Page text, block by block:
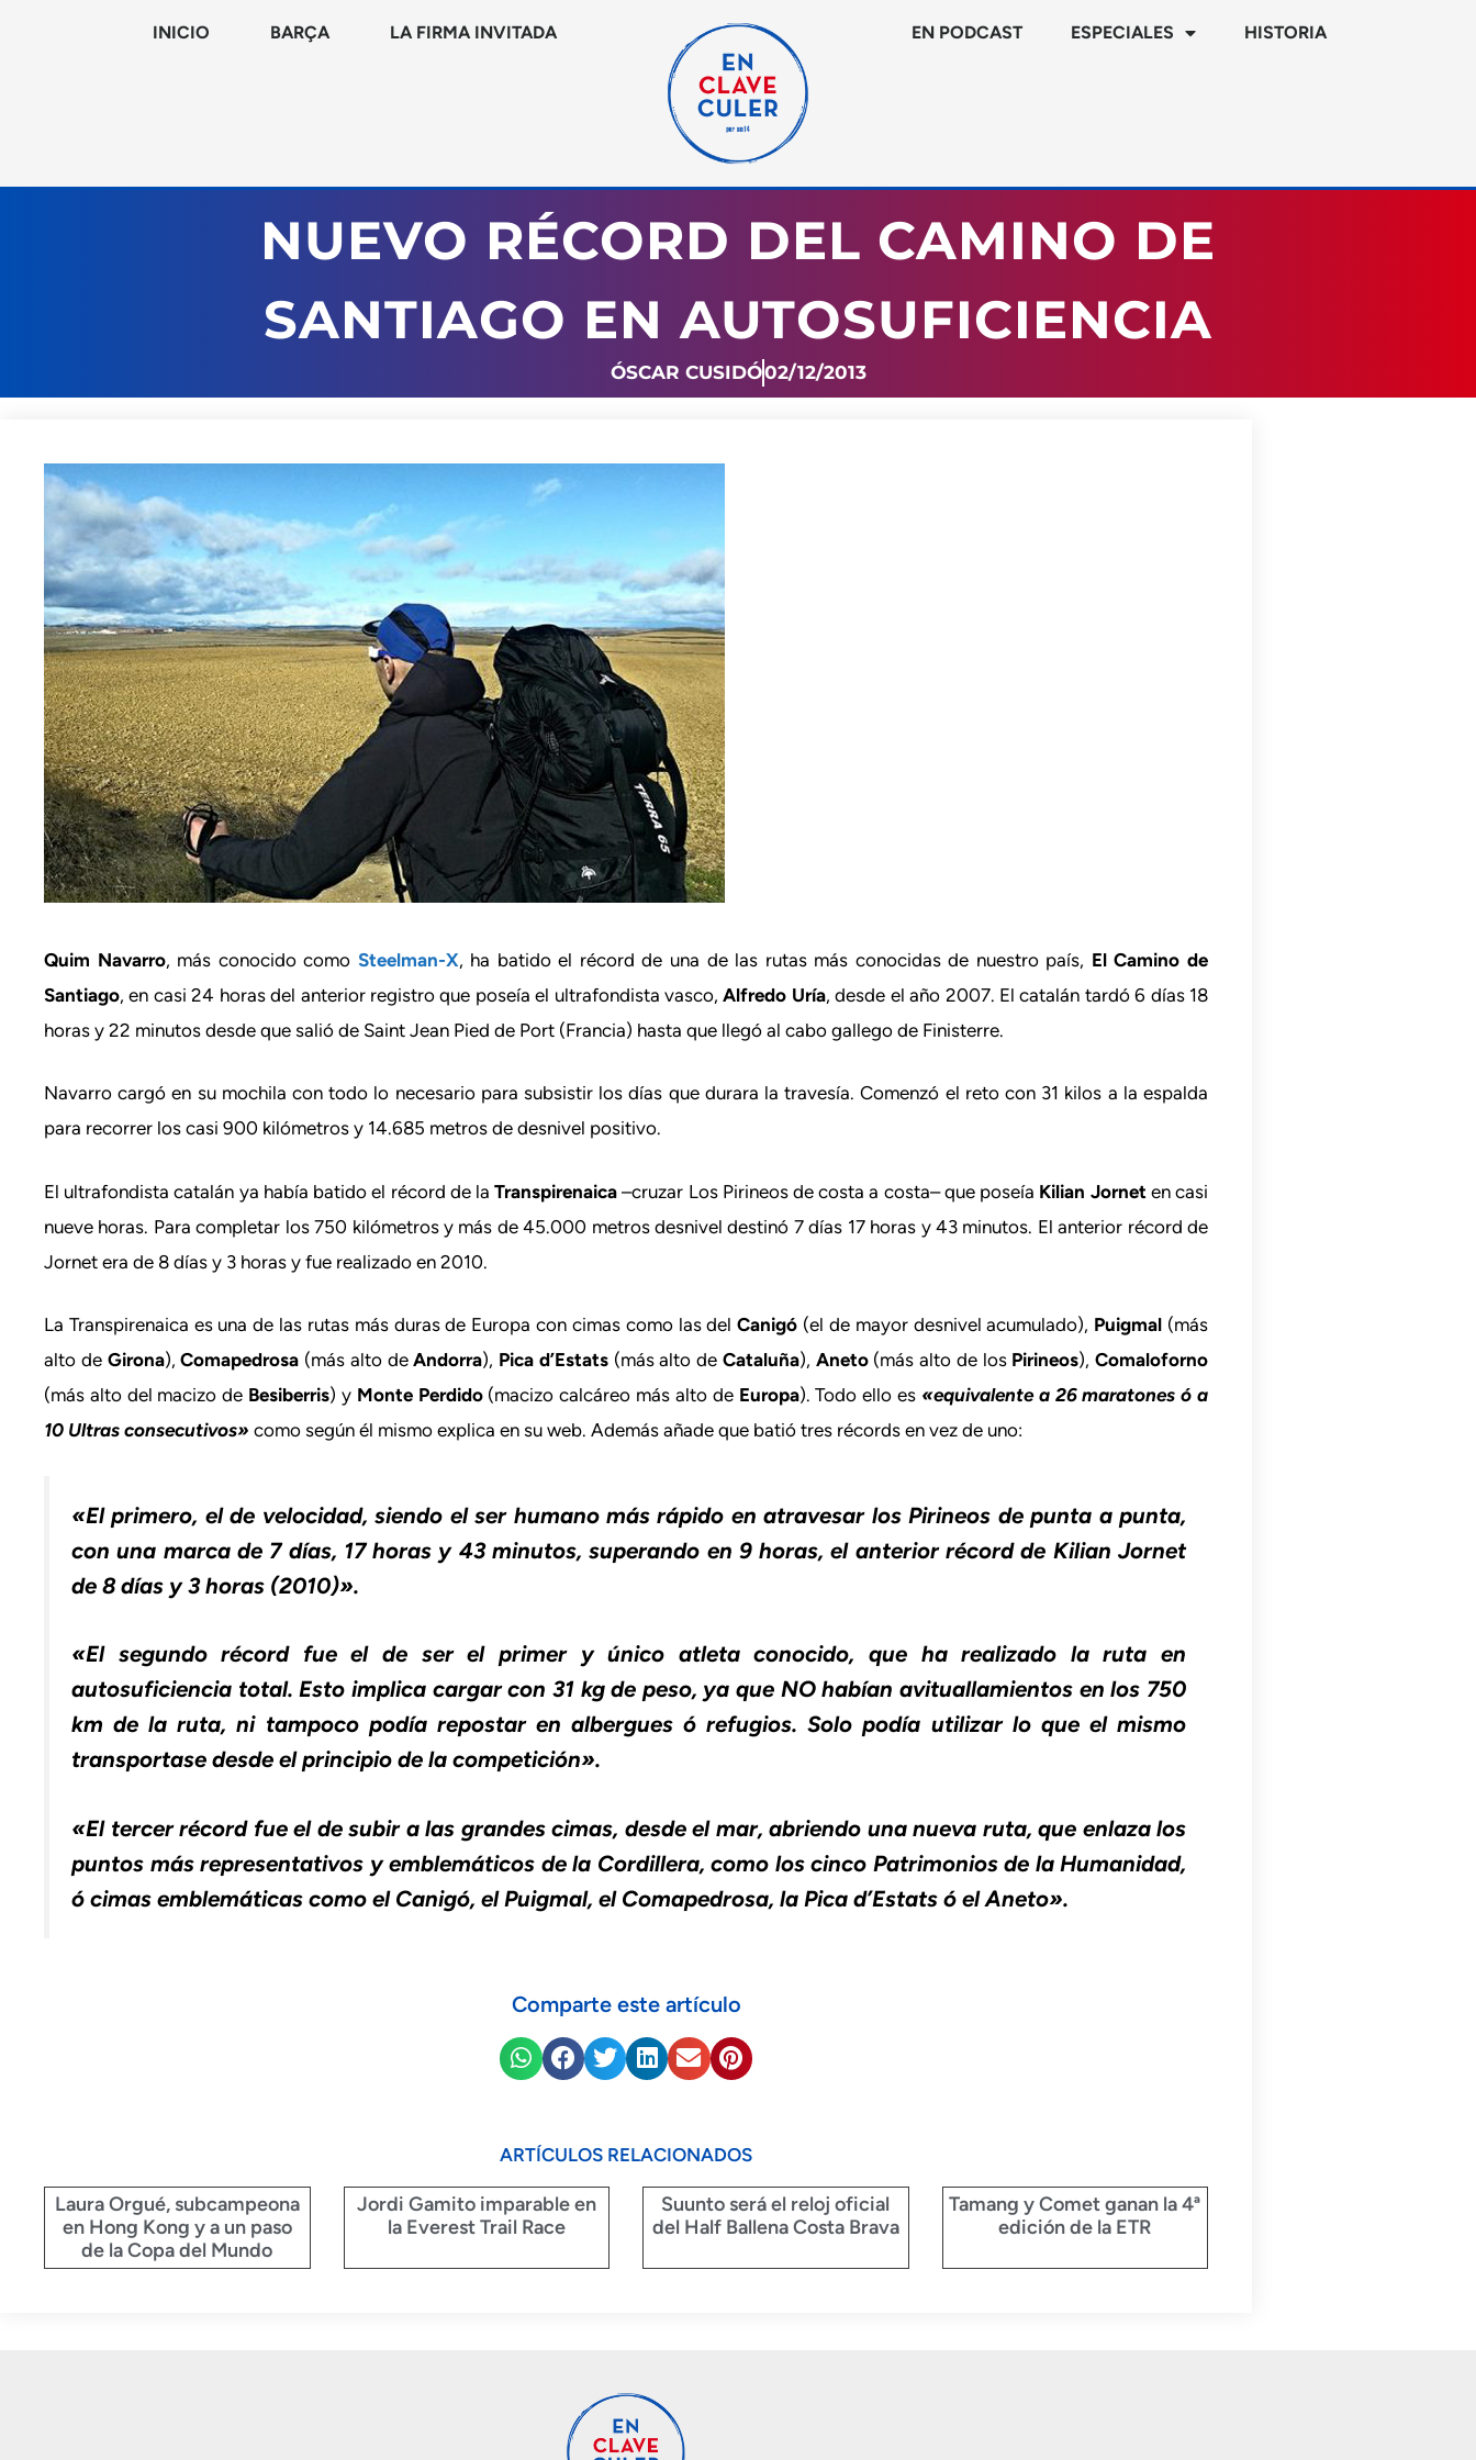
INICIO BARÇA LA FIRMA INVITADA EN PODCAST ESPECIALES HISTORIA
NUEVO RÉCORD DEL CAMINO DE
SANTIAGO EN AUTOSUFICIENCIA
ÓSCAR CUSIDÓ02/12/2013
Quim Navarro, más conocido como Steelman-X, ha batido el récord de una de las rutas más conocidas de nuestro país, El Camino de
Santiago, en casi 24 horas del anterior registro que poseía el ultrafondista vasco,Alfredo Uría, desde el año 2007. El catalán tardó 6 días 18
horas y 22 minutos desde que salió de Saint Jean Pied de Port (Francia) hasta que llegó al cabo gallego de Finisterre.
Navarro cargó en su mochila con todo lo necesario para subsistir los días que durara la travesía. Comenzó el reto con 31 kilos a la espalda
para recorrer los casi 900 kilómetros y 14.685 metros de desnivel positivo.
El ultrafondista catalán ya había batido el récord de laTranspirenaica –cruzar Los Pirineos de costa a costa– que poseía Kilian Jornet en casi
nueve horas. Para completar los 750 kilómetros y más de 45.000 metros desnivel destinó 7 días 17 horas y 43 minutos. El anterior récord de
Jornet era de 8 días y 3 horas y fue realizado en 2010.
La Transpirenaica es una de las rutas más duras de Europa con cimas como las delCanigó (el de mayor desnivel acumulado), Puigmal (más
alto de Girona),Comapedrosa (más alto deAndorra), Pica d’Estats(más alto de Cataluña), Aneto(más alto de los Pirineos), Comaloforno
(más alto del macizo de Besiberris) y Monte Perdido(macizo calcáreo más alto de Europa). Todo ello es «equivalente a 26 maratones ó a
10 Ultras consecutivos» como según él mismo explica en su web. Además añade que batió tres récords en vez de uno:
«El primero, el de velocidad, siendo el ser humano más rápido en atravesar los Pirineos de punta a punta,
con una marca de 7 días, 17 horas y 43 minutos, superando en 9 horas, el anterior récord de Kilian Jornet
de 8 días y 3 horas (2010)».
«El segundo récord fue el de ser el primer y único atleta conocido, que ha realizado la ruta en
autosuficiencia total. Esto implica cargar con 31 kg de peso, ya que NO habían avituallamientos en los 750
km de la ruta, ni tampoco podía repostar en albergues ó refugios. Solo podía utilizar lo que el mismo
transportase desde el principio de la competición».
«El tercer récord fue el de subir a las grandes cimas, desde el mar, abriendo una nueva ruta, que enlaza los
puntos más representativos y emblemáticos de la Cordillera, como los cinco Patrimonios de la Humanidad,
ó cimas emblemáticas como el Canigó, el Puigmal, el Comapedrosa, la Pica d’Estats ó el Aneto».
Comparte este artículo
ARTÍCULOS RELACIONADOS
Laura Orgué, subcampeona
en Hong Kong y a un paso
de la Copa del Mundo
Jordi Gamito imparable en
la Everest Trail Race
Suunto será el reloj oficial
del Half Ballena Costa Brava
Tamang y Comet ganan la 4ª
edición de la ETR